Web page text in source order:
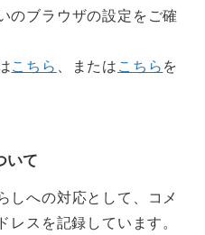
のブラウザの設定をご確
こちら 、または こちら を
いて
しへの対応として、コメ
レスを記録しています。